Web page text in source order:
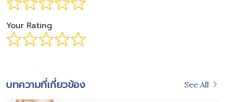
Your Rating
บทความที่เกี่ยวข้อง See All